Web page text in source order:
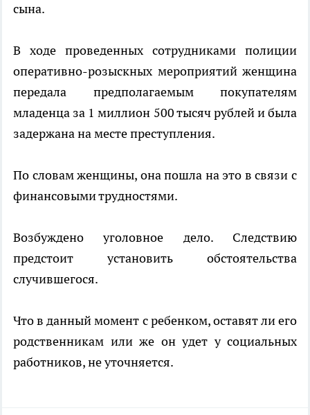
сына.
В ходе проведенных сотрудниками полиции
оперативно-розыскных мероприятий женщина
передала предполагаемым покупателям
младенца за 1 миллион 500 тысяч рублей и была
задержана на месте преступления.
По словам женщины, она пошла на это в связи с
финансовыми трудностями.
Возбуждено уголовное дело. Следствию
предстоит установить обстоятельства
случившегося.
Что в данный момент с ребенком, оставят ли его
родственникам или же он удет у социальных
работников, не уточняется.